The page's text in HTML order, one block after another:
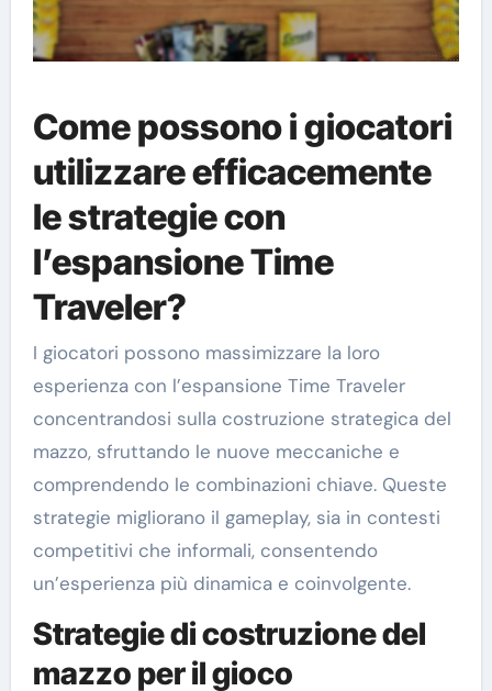
Come possono i giocatori
utilizzare efficacemente
le strategie con
l’espansione Time
Traveler?
I giocatori possono massimizzare la loro
esperienza con l’espansione Time Traveler
concentrandosi sulla costruzione strategica del
mazzo, sfruttando le nuove meccaniche e
comprendendo le combinazioni chiave. Queste
strategie migliorano il gameplay, sia in contesti
competitivi che informali, consentendo
un’esperienza più dinamica e coinvolgente.
Strategie di costruzione del
mazzo per il gioco